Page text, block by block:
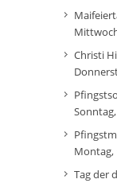
Christi
Montag,
Tag der